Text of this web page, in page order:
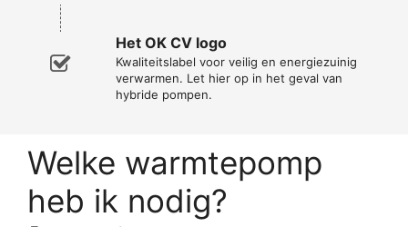
Het OK CV logo
Kwaliteitslabel voor veilig en energiezuinig
verwarmen. Let hier op in het geval van
hybride pompen.
Welke warmtepomp
heb ik nodig?